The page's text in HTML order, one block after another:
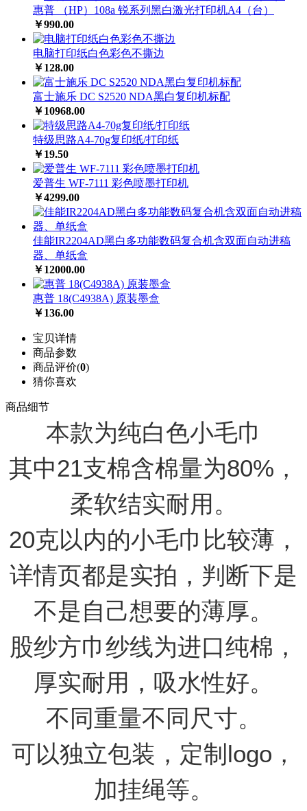
惠普 （HP）108a 锐系列黑白激光打印机A4（台）
￥990.00
电脑打印纸白色彩色不撕边
￥128.00
富士施乐 DC S2520 NDA黑白复印机标配
￥10968.00
特级思路A4-70g复印纸/打印纸
￥19.50
爱普生 WF-7111 彩色喷墨打印机
￥4299.00
佳能IR2204AD黑白多功能数码复合机含双面自动进稿
器、单纸盒
￥12000.00
惠普 18(C4938A) 原装墨盒
￥136.00
宝贝详情
商品参数
商品评价(0)
猜你喜欢
商品细节
本款为纯白色小毛巾
其中21支棉含棉量为80%，
柔软结实耐用。
20克以内的小毛巾比较薄，
详情页都是实拍，判断下是
不是自己想要的薄厚。
股纱方巾纱线为进口纯棉，
厚实耐用，吸水性好。
不同重量不同尺寸。
可以独立包装，定制logo，
加挂绳等。